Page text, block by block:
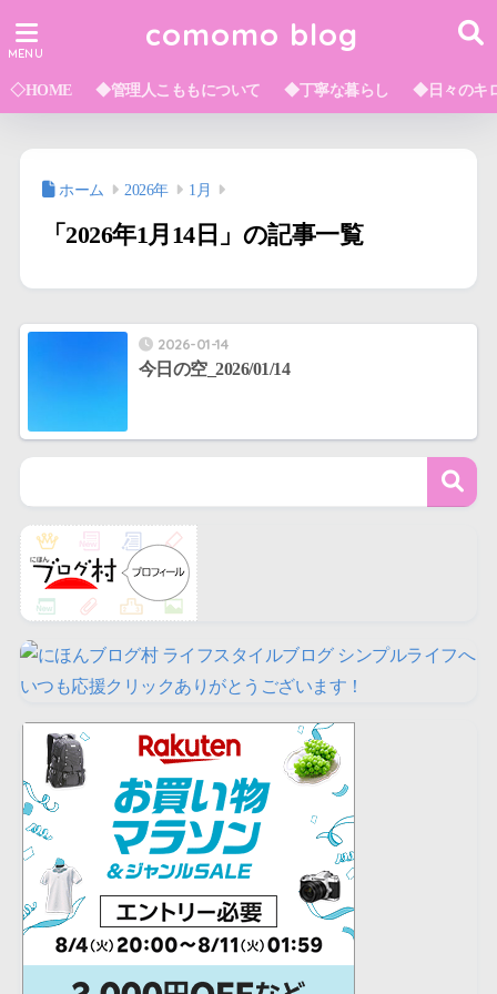
comomo blog
◇HOME ◆管理人こももについて ◆丁寧な暮らし ◆日々のキ
ホーム 2026年 1月
「2026年1月14日」の記事一覧
2026-01-14
今日の空_2026/01/14
いつも応援クリックありがとうございます！